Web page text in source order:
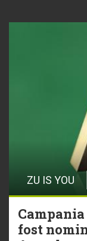
ZU IS YOU
fost